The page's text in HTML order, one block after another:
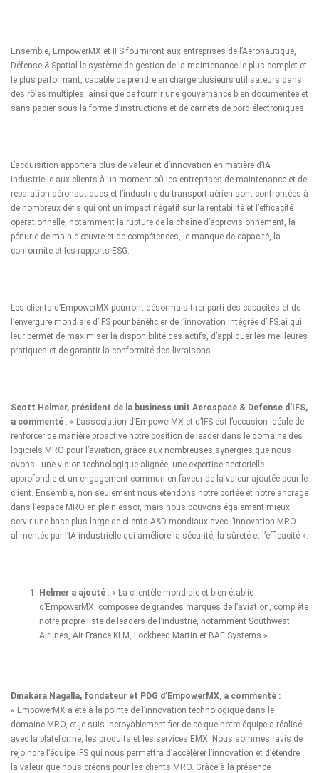
Ensemble, EmpowerMX et IFS fourniront aux entreprises de l’Aéronautique,
Défense & Spatial le système de gestion de la maintenance le plus complet et
le plus performant, capable de prendre en charge plusieurs utilisateurs dans
des rôles multiples, ainsi que de fournir une gouvernance bien documentée et
sans papier sous la forme d’instructions et de carnets de bord électroniques.
L’acquisition apportera plus de valeur et d’innovation en matière d’IA
industrielle aux clients à un moment où les entreprises de maintenance et de
réparation aéronautiques et l’industrie du transport aérien sont confrontées à
de nombreux défis qui ont un impact négatif sur la rentabilité et l’efficacité
opérationnelle, notamment la rupture de la chaîne d’approvisionnement, la
pénurie de main-d’œuvre et de compétences, le manque de capacité, la
conformité et les rapports ESG.
Les clients d’EmpowerMX pourront désormais tirer parti des capacités et de
l’envergure mondiale d’IFS pour bénéficier de l’innovation intégrée d’IFS.ai qui
leur permet de maximiser la disponibilité des actifs, d’appliquer les meilleures
pratiques et de garantir la conformité des livraisons.
Scott Helmer, président de la business unit Aerospace & Defense d’IFS,
a commenté : « L’association d’EmpowerMX et d’IFS est l’occasion idéale de
renforcer de manière proactive notre position de leader dans le domaine des
logiciels MRO pour l’aviation, grâce aux nombreuses synergies que nous
avons : une vision technologique alignée, une expertise sectorielle
approfondie et un engagement commun en faveur de la valeur ajoutée pour le
client. Ensemble, non seulement nous étendons notre portée et notre ancrage
dans l’espace MRO en plein essor, mais nous pouvons également mieux
servir une base plus large de clients A&D mondiaux avec l’innovation MRO
alimentée par l’IA industrielle qui améliore la sécurité, la sûreté et l’efficacité ».
Helmer a ajouté : « La clientèle mondiale et bien établie
d’EmpowerMX, composée de grandes marques de l’aviation, complète
notre propre liste de leaders de l’industrie, notamment Southwest
Airlines, Air France KLM, Lockheed Martin et BAE Systems ».
Dinakara Nagalla, fondateur et PDG d’EmpowerMX, a commenté :
« EmpowerMX a été à la pointe de l’innovation technologique dans le
domaine MRO, et je suis incroyablement fier de ce que notre équipe a réalisé
avec la plateforme, les produits et les services EMX. Nous sommes ravis de
rejoindre l’équipe IFS qui nous permettra d’accélérer l’innovation et d’étendre
la valeur que nous créons pour les clients MRO. Grâce à la présence